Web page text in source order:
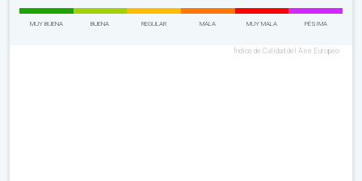
MUY BUENA BUENA REGULAR MALA MUY MALA PÉSIMA
Índice de Calidad del Aire Europeo